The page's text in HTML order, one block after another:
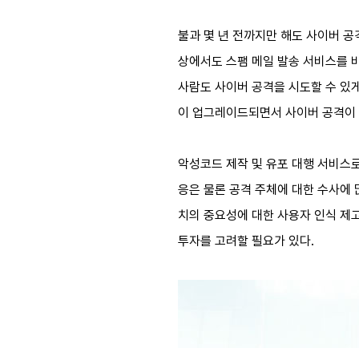
불과 몇 년 전까지만 해도 사이버
상에서도 스팸 메일 발송 서비스를
사람도 사이버 공격을 시도할 수
이 업그레이드되면서 사이버 공격
악성코드 제작 및 유포 대행 서비스
응은 물론 공격 주체에 대한 수사에
치의 중요성에 대한 사용자 인식 제
투자를 고려할 필요가 있다.